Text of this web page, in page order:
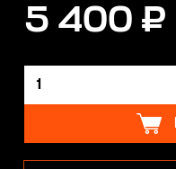
5 400 ₽